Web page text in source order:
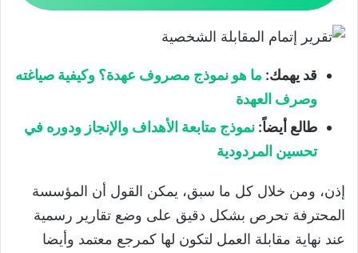
قد يهمك: ما هو نموذج مصروف عهدة؟ وكيفية صياغته
وصرف العهدة
طالع أيضاً: نموذج متابعة الأهداف والإنجاز ودوره في
تحسين المردودية
إذن، ومن خلال كل ما سبق، يمكن القول أن المؤسسة
المحترفة تحرص بشكل دقيق على وضع تقارير رسمية
عند نهاية مقابلة العمل لتكون لها كمرجع معتمد وأيضا